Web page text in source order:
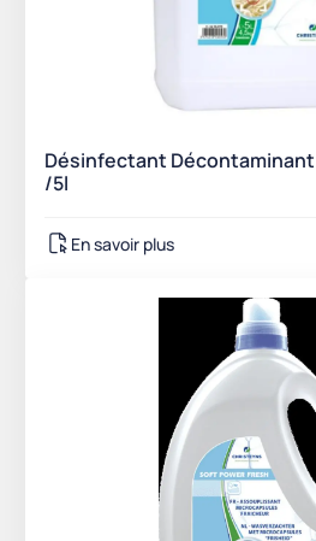
Désinfectant
/5l
En savoir plus